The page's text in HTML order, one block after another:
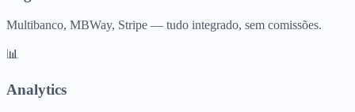
Multibanco, MBWay, Stripe — tudo integrado, sem comissões.
📊
Analytics